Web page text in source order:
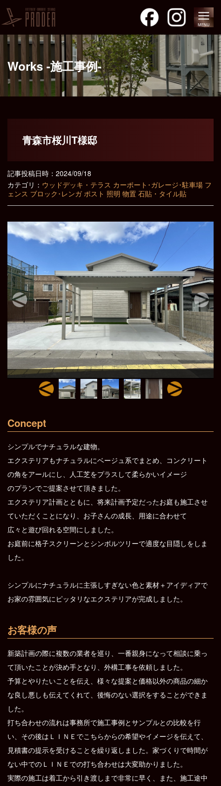
Works -施工事例-
MENU
青森市桜川T様邸
記事投稿日時：2024/09/18
カテゴリ： ウッドデッキ・テラス カーポート･ガレージ･駐車場 フ
ェンス ブロック･レンガ ポスト 照明 物置 石貼・タイル貼
Concept
シンプルでナチュラルな建物。
エクステリアもナチュラルにベージュ系でまとめ、コンクリート
の角をアールにし、人工芝をプラスして柔らかいイメージ
のプランでご提案させて頂きました。
エクステリア計画とともに、将来計画予定だったお庭も施工させ
ていただくことになり、お子さんの成長、用途に合わせて
広々と遊び回れる空間にしました。
お庭前に格子スクリーンとシンボルツリーで適度な目隠しをしま
した。
シンプルにナチュラルに主張しすぎない色と素材＋アイディアで
お家の雰囲気にピッタリなエクステリアが完成しました。
お客様の声
新築計画の際に複数の業者を巡り、一番親身になって相談に乗っ
て頂いたことが決め手となり、外構工事を依頼しました。
予算とやりたいことを伝え、様々な提案と価格以外の商品の細か
な良し悪しも伝えてくれて、後悔のない選択をすることができま
した。
打ち合わせの流れは事務所で施工事例とサンプルとの比較を行
い、その後はＬＩＮＥでこちらからの希望やイメージを伝えて、
見積書の提示を受けることを繰り返しました。家づくりで時間が
ない中でのＬＩＮＥでの打ち合わせは大変助かりました。
実際の施工は着工から引き渡しまで非常に早く、また、施工途中